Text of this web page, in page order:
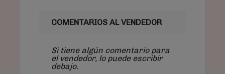
COMENTARIOS AL VENDEDOR
Si tiene algún comentario para
el vendedor, lo puede escribir
debajo.